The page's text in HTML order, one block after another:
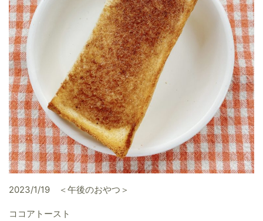
2023/1/19 ＜午後のおやつ＞
ココアトースト